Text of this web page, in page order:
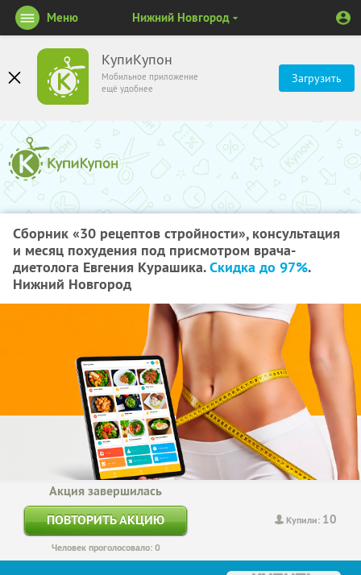
КупиКупон
Мобильное приложение
ещё удобнее
Загрузить
Меню Нижний Новгород
Сборник «30 рецептов стройности», консультация
и месяц похудения под присмотром врача-
диетолога Евгения Курашика.Скидка до 97%.
Нижний Новгород
Купили: 10
Акция завершилась
ПОВТОРИТЬ АКЦИЮ
Человек проголосовало: 0